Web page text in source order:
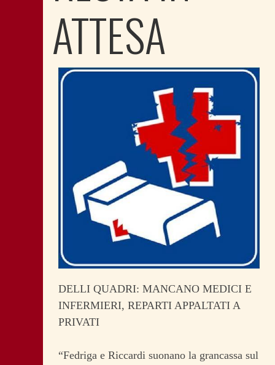
ATTESA
DELLI QUADRI: MANCANO MEDICI E
INFERMIERI, REPARTI APPALTATI A
PRIVATI
“Fedriga e Riccardi suonano la grancassa sul